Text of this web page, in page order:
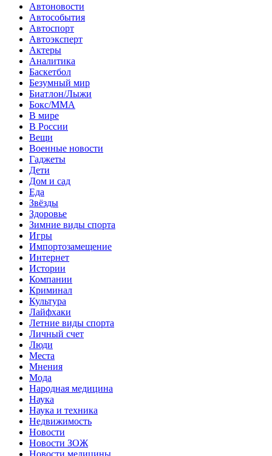
Автоновости
Автособытия
Автоспорт
Автоэксперт
Актеры
Аналитика
Баскетбол
Безумный мир
Биатлон/Лыжи
Бокс/MMA
В мире
В России
Вещи
Военные новости
Гаджеты
Дети
Дом и сад
Еда
Звёзды
Здоровье
Зимние виды спорта
Игры
Импортозамещение
Интернет
Истории
Компании
Криминал
Культура
Лайфхаки
Летние виды спорта
Личный счет
Люди
Места
Мнения
Мода
Народная медицина
Наука
Наука и техника
Недвижимость
Новости
Новости ЗОЖ
Новости медицины